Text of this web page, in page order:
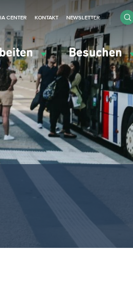
Besuchen
CENTER KONTAKT NEWSLETTER